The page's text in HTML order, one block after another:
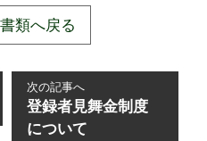
類へ戻る
次の記事へ
登録者見舞金制度
について